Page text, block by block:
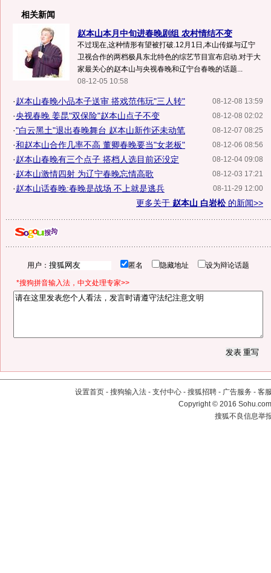
相关新闻
赵本山本月中旬进春晚剧组 农村情结不变
不过现在,这种情形有望被打破.12月1日,本山传媒与辽宁
卫视合作的两档极具东北特色的综艺节目宣布启动.对于大
家最关心的赵本山与央视春晚和辽宁台春晚的话题...
08-12-05 10:58
08-12-08 13:59
·赵本山春晚小品本子送审 搭戏范伟玩"三人转"
08-12-08 02:02
·央视春晚 姜昆"双保险"赵本山点子不变
08-12-07 08:25
·"白云黑土"退出春晚舞台 赵本山新作还未动笔
08-12-06 08:56
·和赵本山合作几率不高 董卿春晚要当"女老板"
08-12-04 09:08
·赵本山春晚有三个点子 搭档人选目前还没定
08-12-03 17:21
·赵本山激情四射 为辽宁春晚忘情高歌
08-11-29 12:00
·赵本山话春晚:春晚是战场 不上就是逃兵
更多关于 赵本山 白岩松的新闻>>
用户： 匿名 隐藏地址 设为辩论话题
*搜狗拼音输入法，中文处理专家>>
设置首页 - 搜狗输入法 - 支付中心 - 搜狐招聘 - 广告服务 - 客
Copyright©2016
搜狐不良信息举